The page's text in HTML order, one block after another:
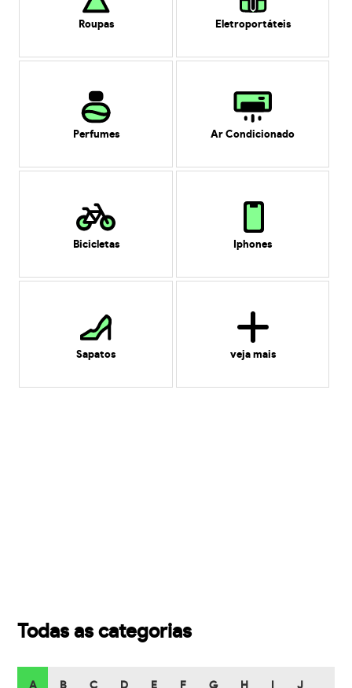
Roupas Eletroportáteis
Perfumes Ar Condicionado
Bicicletas Iphones
Sapatos veja mais
Todas as categorias
A B C D E F G H J